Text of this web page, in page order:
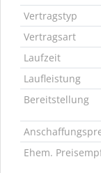
Vertragstyp
Vertragsart
Laufzeit
Laufleistung
Bereitstellung
Ehem.